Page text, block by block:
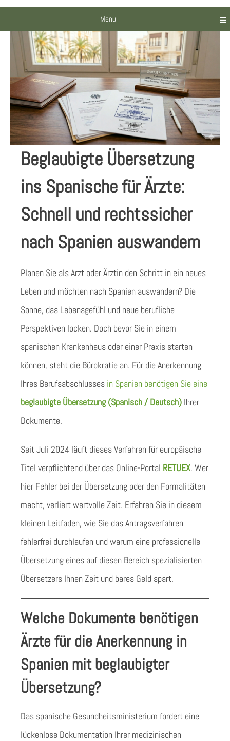
Menu
Beglaubigte Übersetzung
ins Spanische für Ärzte:
Schnell und rechtssicher
nach Spanien auswandern
Planen Sie als Arzt oder Ärztin den Schritt in ein neues
Leben und möchten nach Spanien auswandern? Die
Sonne, das Lebensgefühl und neue berufliche
Perspektiven locken. Doch bevor Sie in einem
spanischen Krankenhaus oder einer Praxis starten
können, steht die Bürokratie an. Für die Anerkennung
Ihres Berufsabschlusses in Spanien benötigen Sie eine
beglaubigte Übersetzung (Spanisch / Deutsch) Ihrer
Dokumente.
Seit Juli 2024 läuft dieses Verfahren für europäische
Titel verpflichtend über das Online-Portal RETUEX. Wer
hier Fehler bei der Übersetzung oder den Formalitäten
macht, verliert wertvolle Zeit. Erfahren Sie in diesem
kleinen Leitfaden, wie Sie das Antragsverfahren
fehlerfrei durchlaufen und warum eine professionelle
Übersetzung eines auf diesen Bereich spezialisierten
Übersetzers Ihnen Zeit und bares Geld spart.
Welche Dokumente benötigen
Ärzte für die Anerkennung in
Spanien mit beglaubigter
Übersetzung?
Das spanische Gesundheitsministerium fordert eine
lückenlose Dokumentation Ihrer medizinischen